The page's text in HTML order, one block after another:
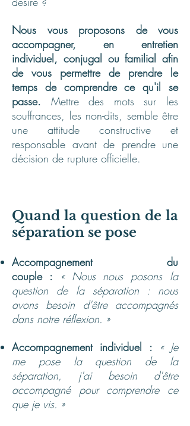
Nous vous proposons de vous
accompagner, en entretien
individuel, conjugal ou familial afin
de vous permettre de prendre le
temps de comprendre ce qu'il se
passe. Mettre des mots sur les
souffrances, les non-dits, semble être
une attitude constructive et
responsable avant de prendre une
décision de rupture officielle.
Quand la question de la
séparation se pose
Accompagnement du
couple :
« Nous nous posons la
question de la séparation : nous
avons besoin d'être accompagnés
dans notre réflexion. »
Accompagnement individuel :
« Je
me pose la question de la
séparation, j'ai besoin d'être
accompagné pour comprendre ce
que je vis. »